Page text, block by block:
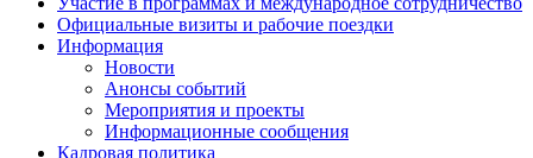
Официальные визиты и рабочие поездки
Информация
Новости
Анонсы событий
Мероприятия и проекты
Информационные сообщения
Кадровая политика